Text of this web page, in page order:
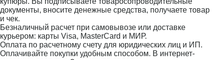
документы, вносите денежные средства, получаете товар
и чек.
Безналичный расчет при самовывозе или доставке
курьером: карты Visa, MasterCard и МИР.
Оплата по расчетному счету для юридических лиц и ИП.
Оплачивайте покупки удобным способом. В интернет-